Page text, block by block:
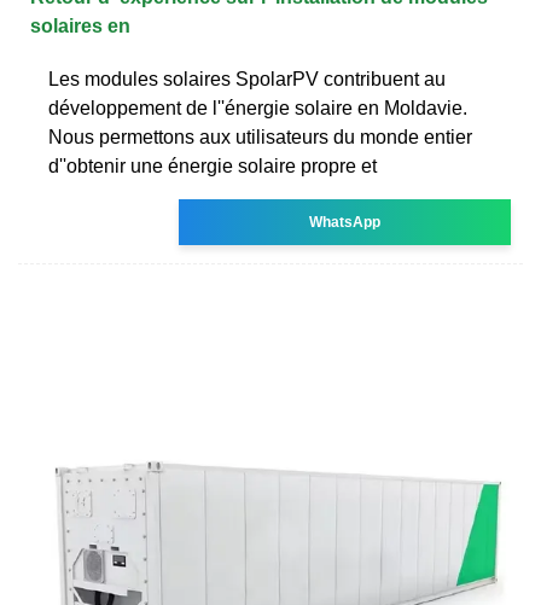
solaires en
Les modules solaires SpolarPV contribuent au
développement de l''énergie solaire en Moldavie.
Nous permettons aux utilisateurs du monde entier
d''obtenir une énergie solaire propre et
WhatsApp